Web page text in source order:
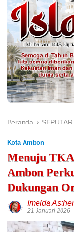
Beranda
Kota Ambon
Menuju TKA
Ambon
Dukungan
Imelda
21 Januari 2026